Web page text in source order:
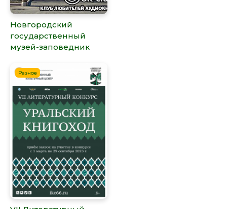
Новгородский
государственный
музей-заповедник
Разное